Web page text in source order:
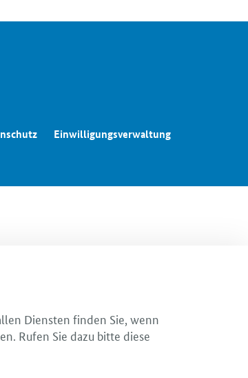
Einwilligungsverwaltung
Diensten finden Sie, wenn
Rufen Sie dazu bitte diese